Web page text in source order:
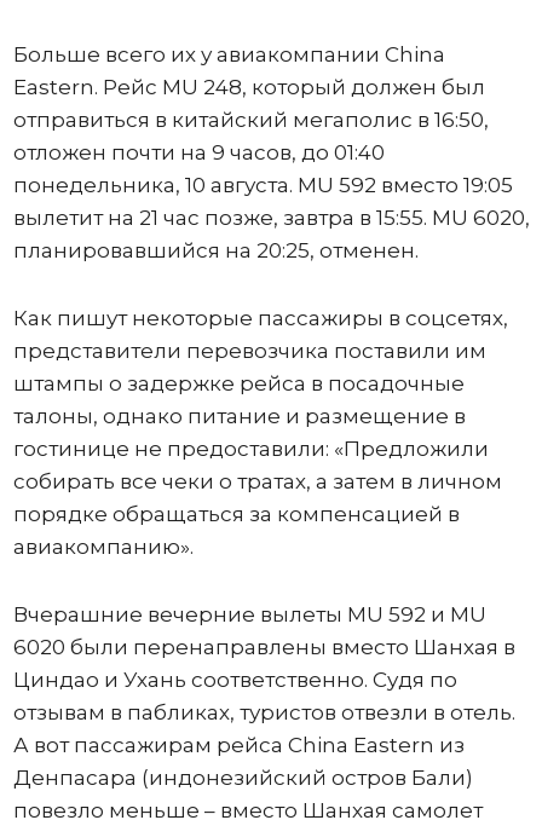
Больше всего их у авиакомпании China
Eastern. Рейс MU 248, который должен был
отправиться в китайский мегаполис в 16:50,
отложен почти на 9 часов, до 01:40
понедельника, 10 августа. MU 592 вместо 19:05
вылетит на 21 час позже, завтра в 15:55. MU 6020,
планировавшийся на 20:25, отменен.
Как пишут некоторые пассажиры в соцсетях,
представители перевозчика поставили им
штампы о задержке рейса в посадочные
талоны, однако питание и размещение в
гостинице не предоставили: «Предложили
собирать все чеки о тратах, а затем в личном
порядке обращаться за компенсацией в
авиакомпанию».
Вчерашние вечерние вылеты MU 592 и MU
6020 были перенаправлены вместо Шанхая в
Циндао и Ухань соответственно. Судя по
отзывам в пабликах, туристов отвезли в отель.
А вот пассажирам рейса China Eastern из
Денпасара (индонезийский остров Бали)
повезло меньше – вместо Шанхая самолет